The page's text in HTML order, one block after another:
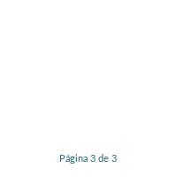
Página 3 de 3